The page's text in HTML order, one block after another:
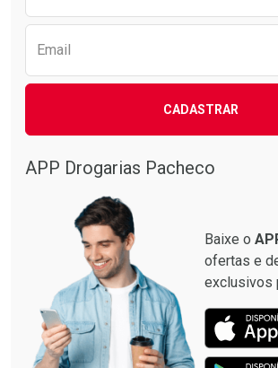
Comprar sem Desconto
Por R$ 8,19/cada
Comprar sem Desconto
Por R$ 8,19/cada
Email
CADASTRAR
APP Drogarias Pacheco
Baixe o
ofertas e
exclusivos